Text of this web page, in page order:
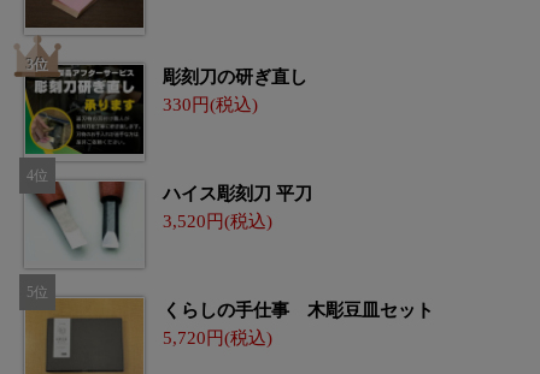
彫刻刀の研ぎ直し
330
ハイス彫刻刀 平刀
3,520
くらしの手仕事 木彫豆皿セット
5,720